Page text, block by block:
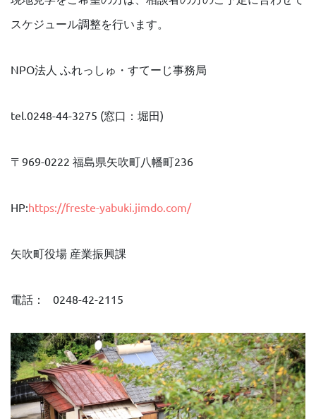
スケジュール調整を行います。
NPO法人 ふれっしゅ・すてーじ事務局
tel.0248-44-3275 (窓口：堀田)
〒969-0222 福島県矢吹町八幡町236
HP:https://freste-yabuki.jimdo.com/
矢吹町役場 産業振興課
電話： 0248-42-2115